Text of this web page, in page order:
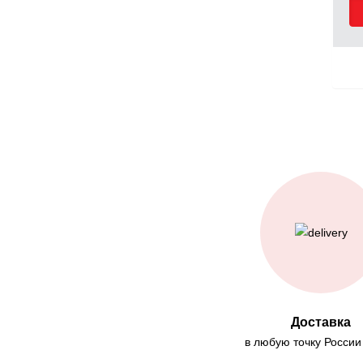
Доставка
в любую точку